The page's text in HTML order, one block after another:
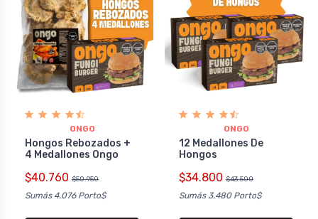
ONGO
Hongos Rebozados +
4 Medallones Ongo
$40.760 $50.950
Sumás 4.076 Porto$
ONGO
12 Medallones De
Hongos
$34.800 $43.500
Sumás 3.480 Porto$